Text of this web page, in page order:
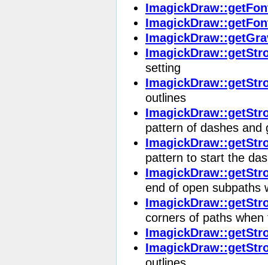
setting
outlines
pattern of dashes and
pattern to start the
end of open subpaths
corners of paths
outlines